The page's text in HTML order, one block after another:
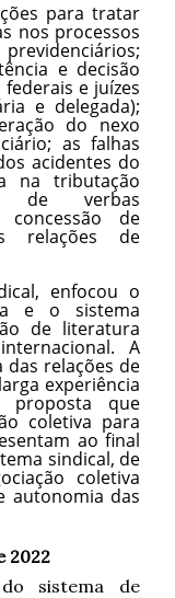
para tratar
nos processos
e decisão
e juízes
e delegada);
do nexo
as falhas
acidentes do
na tributação
de verbas
de
relações de
enfocou o
e o sistema
de literatura
A
das relações de
experiência
proposta que
coletiva para
ao final
sindical, de
coletiva
autonomia das
2022
sistema de